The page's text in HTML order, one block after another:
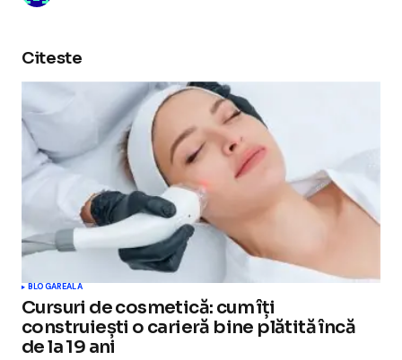
Citeste
BLOGAREALA
Cursuri de cosmetică: cum îți
construiești o carieră bine plătită încă
de la 19 ani